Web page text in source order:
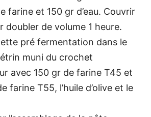
farine et 150 gr d’eau. Couvrir
doubler de volume 1 heure.
pré fermentation dans le
muni du crochet
avec 150 gr de farine T45 et
farine T55, l’huile d’olive et le